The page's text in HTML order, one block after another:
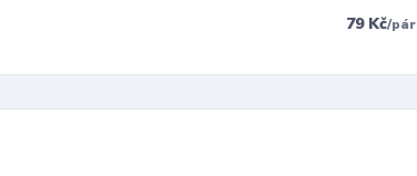
79 Kč/pár